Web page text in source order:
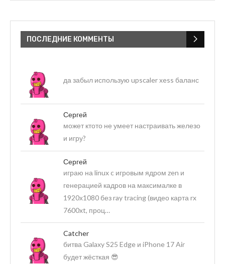
ПОСЛЕДНИЕ КОММЕНТЫ
да забыл использую upscaler xess баланс
Сергей
может ктото не умеет настраивать железо
и игру?
Сергей
играю на linux c игровым ядром zen и
генерацией кадров на максималке в
1920х1080 без ray tracing (видео карта rx
7600xt, проц…
Catcher
битва Galaxy S25 Edge и iPhone 17 Air
будет жёсткая 😎